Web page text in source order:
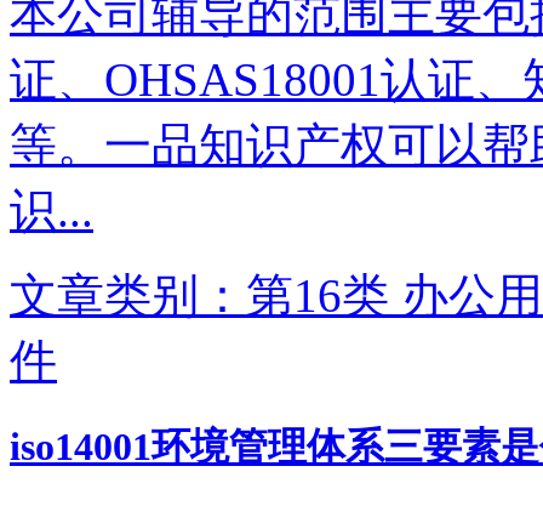
本公司辅导的范围主要包
证、OHSAS18001认证
等。一品知识产权可以
识...
文章类别：第16类 办公
件
iso14001环境管理体系三要素